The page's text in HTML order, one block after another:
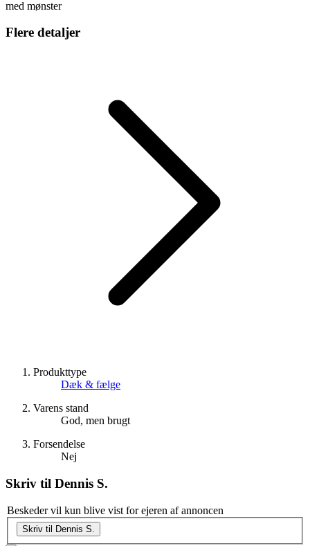
med mønster
Flere detaljer
Produkttype
Dæk & fælge
Varens stand
God, men brugt
Forsendelse
Nej
Skriv til Dennis S.
Beskeder vil kun blive vist for ejeren af annoncen
Skriv til Dennis S.